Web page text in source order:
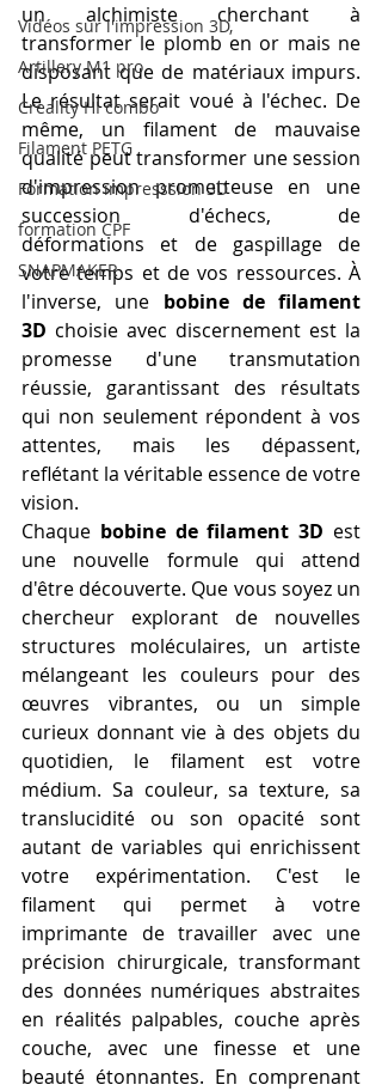
Vidéos sur l'impression 3D,
Artillery M1 pro
Creality HI combo
Filament PETG
Formation impresssion 3D
formation CPF
SNAPMAKER
un alchimiste cherchant à
transformer le plomb en or mais ne
disposant que de matériaux impurs.
Le résultat serait voué à l'échec. De
même, un filament de mauvaise
qualité peut transformer une session
d'impression prometteuse en une
succession d'échecs, de
déformations et de gaspillage de
votre temps et de vos ressources. À
l'inverse, une bobine de filament
3D choisie avec discernement est la
promesse d'une transmutation
réussie, garantissant des résultats
qui non seulement répondent à vos
attentes, mais les dépassent,
reflétant la véritable essence de votre
vision.
Chaque bobine de filament 3D est
une nouvelle formule qui attend
d'être découverte. Que vous soyez un
chercheur explorant de nouvelles
structures moléculaires, un artiste
mélangeant les couleurs pour des
œuvres vibrantes, ou un simple
curieux donnant vie à des objets du
quotidien, le filament est votre
médium. Sa couleur, sa texture, sa
translucidité ou son opacité sont
autant de variables qui enrichissent
votre expérimentation. C'est le
filament qui permet à votre
imprimante de travailler avec une
précision chirurgicale, transformant
des données numériques abstraites
en réalités palpables, couche après
couche, avec une finesse et une
beauté étonnantes. En comprenant